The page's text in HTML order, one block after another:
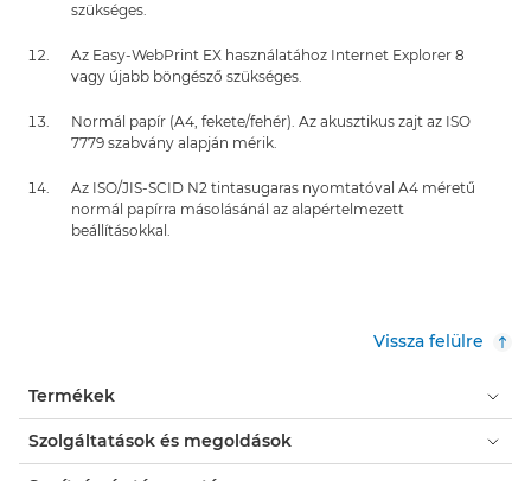
szükséges.
Az Easy-WebPrint EX használatához Internet Explorer 8
vagy újabb böngésző szükséges.
Normál papír (A4, fekete/fehér). Az akusztikus zajt az ISO
7779 szabvány alapján mérik.
Az ISO/JIS-SCID N2 tintasugaras nyomtatóval A4 méretű
normál papírra másolásánál az alapértelmezett
beállításokkal.
Vissza felülre
Termékek
Szolgáltatások és megoldások